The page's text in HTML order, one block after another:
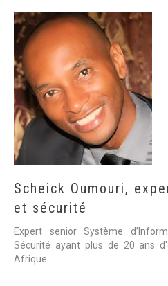
Scheick Oumouri,
et sécurité
Expert senior Système
Sécurité ayant plus de 20 ans
Afrique.